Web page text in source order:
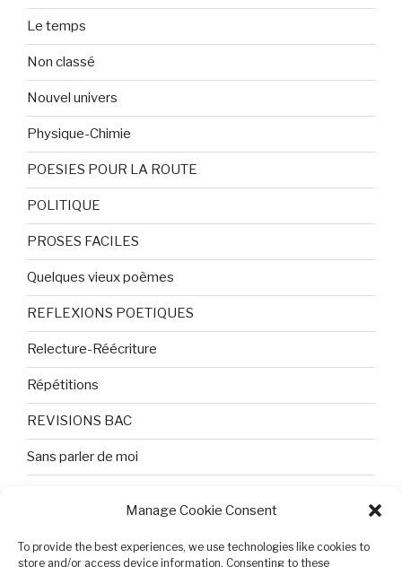
Manage Cookie Consent
To provide the best experiences, we use technologies like cookies to
store and/or access device information. Consenting to these
Le temps
Non classé
Nouvel univers
Physique-Chimie
POESIES POUR LA ROUTE
POLITIQUE
PROSES FACILES
Quelques vieux poèmes
REFLEXIONS POETIQUES
Relecture-Réécriture
Répétitions
REVISIONS BAC
Sans parler de moi